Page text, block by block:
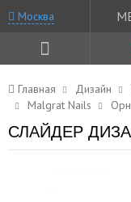
Москва
Главная Дизайн
Malgrat Nails
СЛАЙДЕР